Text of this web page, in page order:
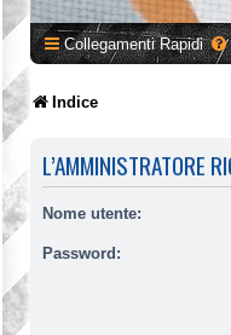
Collegamenti Rapidi
Indice
L’AMMINISTRATORE
Nome utente:
Password: